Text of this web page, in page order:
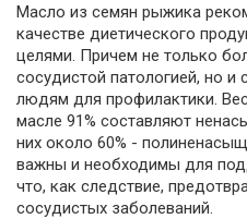
Масло из семян рыжика
качестве диетического
целями. Причем не только
сосудистой патологией, но
людям для профилактики.
масле 91% составляют
них около 60% -
важны и необходимы для
что, как следствие,
сосудистых заболеваний.